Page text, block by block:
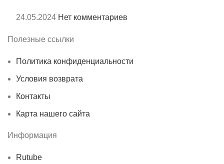
24.05.2024 Нет комментариев
Полезные ссылки
Политика конфиденциальности
Условия возврата
Контакты
Карта нашего сайта
Информация
Rutube